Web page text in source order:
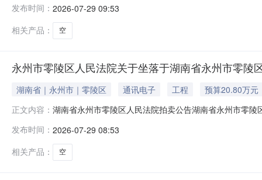
银行股份有限公司永州市零陵区支行与被执行人侯桐花
道与湘口馆荔枝
发布时间： 2026-07-29 09:53
相关产品：
空
永州市零陵区人民法院关于坐落于湖南省永州市零
湖南省｜永州市｜零陵区 通讯电子 工程
预算20.80万元
正文内容： 湖南省永州市零陵区人民法院拍卖公告湖南省永州市零
银行股份有限公司永州市零陵区支行与被执行人侯桐花
道与湘口馆荔枝
发布时间： 2026-07-29 08:53
相关产品：
空